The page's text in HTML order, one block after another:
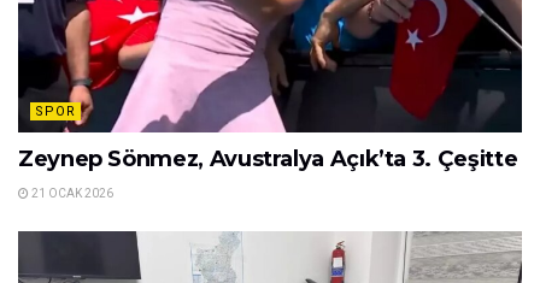
SPOR
Zeynep Sönmez, Avustralya Açık’ta 3. Çeşitte
21 OCAK 2026